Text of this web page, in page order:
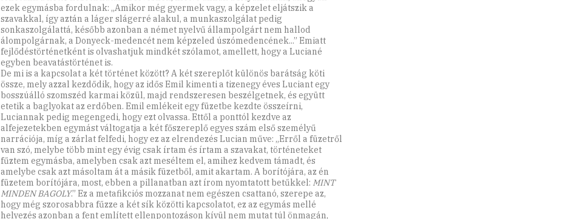
ezek egymásba fordulnak: „Amikor még gyermek vagy, a képzelet eljátszik a
szavakkal, így aztán a láger slágerré alakul, a munkaszolgálat pedig
sonkaszolgálattá, később azonban a német nyelvű állampolgárt nem hallod
álompolgárnak, a Donyeck-medencét nem képzeled úszómedencének...” Emiatt
fejlődéstörténetként is olvashatjuk mindkét szólamot, amellett, hogy a Luciané
egyben beavatástörténet is.
De mi is a kapcsolat a két történet között? A két szereplőt különös barátság köti
össze, mely azzal kezdődik, hogy az idős Emil kimenti a tizenegy éves Luciant egy
bosszúálló szomszéd karmai közül, majd rendszeresen beszélgetnek, és együtt
etetik a baglyokat az erdőben. Emil emlékeit egy füzetbe kezdte összeírni,
Luciannak pedig megengedi, hogy ezt olvassa. Ettől a ponttól kezdve az
alfejezetekben egymást váltogatja a két főszereplő egyes szám első személyű
narrációja, míg a zárlat felfedi, hogy ez az elrendezés Lucian műve: „Erről a füzetről
van szó, melybe több mint egy évig csak írtam és írtam a szavakat, történeteket
fűztem egymásba, amelyben csak azt meséltem el, amihez kedvem támadt, és
amelybe csak azt másoltam át a másik füzetből, amit akartam. A borítójára, az én
füzetem borítójára, most, ebben a pillanatban azt írom nyomtatott betűkkel: MINT
MINDEN BAGOLY.” Ez a metafikciós mozzanat nem egészen csattanó, szerepe az,
hogy még szorosabbra fűzze a két sík közötti kapcsolatot, ez az egymás mellé
helyezés azonban a fent említett ellenpontozáson kívül nem mutat túl önmagán,